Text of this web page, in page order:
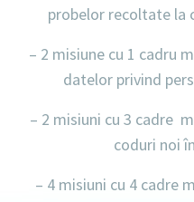
probelor recoltate la
– 2 misiune cu 1 cadru
datelor privind
– 2 misiuni cu 3 cadre
coduri noi
– 4 misiuni cu 4 cadre